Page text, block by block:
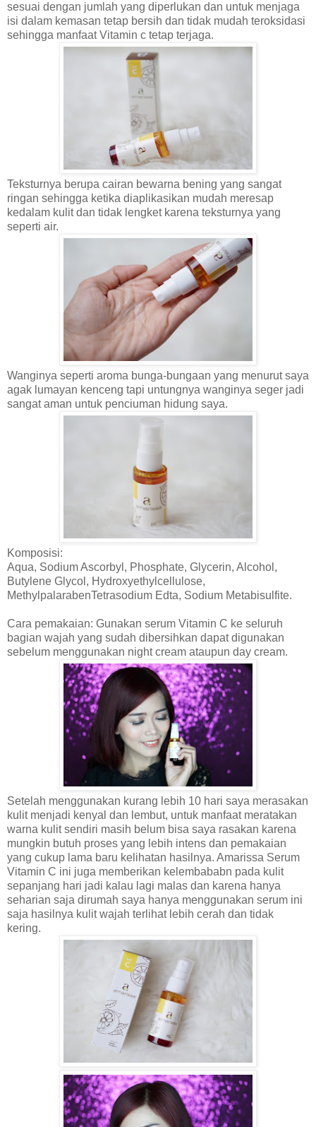
sesuai dengan jumlah yang diperlukan dan untuk menjaga
isi dalam kemasan tetap bersih dan tidak mudah teroksidasi
sehingga manfaat Vitamin c tetap terjaga.
Teksturnya berupa cairan bewarna bening yang sangat
ringan sehingga ketika diaplikasikan mudah meresap
kedalam kulit dan tidak lengket karena teksturnya yang
seperti air.
Wanginya seperti aroma bunga-bungaan yang menurut saya
agak lumayan kenceng tapi untungnya wanginya seger jadi
sangat aman untuk penciuman hidung saya.
Komposisi:
Aqua, Sodium Ascorbyl, Phosphate, Glycerin, Alcohol,
Butylene Glycol, Hydroxyethylcellulose,
MethylpalarabenTetrasodium Edta, Sodium Metabisulfite.
Cara pemakaian: Gunakan serum Vitamin C ke seluruh
bagian wajah yang sudah dibersihkan dapat digunakan
sebelum menggunakan night cream ataupun day cream.
Setelah menggunakan kurang lebih 10 hari saya merasakan
kulit menjadi kenyal dan lembut, untuk manfaat meratakan
warna kulit sendiri masih belum bisa saya rasakan karena
mungkin butuh proses yang lebih intens dan pemakaian
yang cukup lama baru kelihatan hasilnya. Amarissa Serum
Vitamin C ini juga memberikan kelembababn pada kulit
sepanjang hari jadi kalau lagi malas dan karena hanya
seharian saja dirumah saya hanya menggunakan serum ini
saja hasilnya kulit wajah terlihat lebih cerah dan tidak
kering.